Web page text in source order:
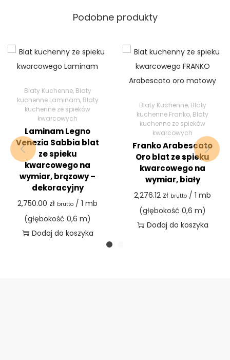
Podobne produkty
Blaty Kuchenne, Blaty
kuchenne Laminam, Blaty
kuchenne ze spieków
kwarcowych
Laminam Legno
Venezia Sabbia blat
ze spieku
kwarcowego na
wymiar, brązowy –
dekoracyjny
2,750.00 zł brutto / 1 mb
(głębokość 0,6 m)
Dodaj do koszyka
Blaty Kuchenne, Blaty
kuchenne Franko, Blaty
kuchenne ze spieków
kwarcowych
Franko Arabescato
Oro blat ze spieku
kwarcowego na
wymiar, biały
2,276.12 zł brutto / 1 mb
(głębokość 0,6 m)
Dodaj do koszyka